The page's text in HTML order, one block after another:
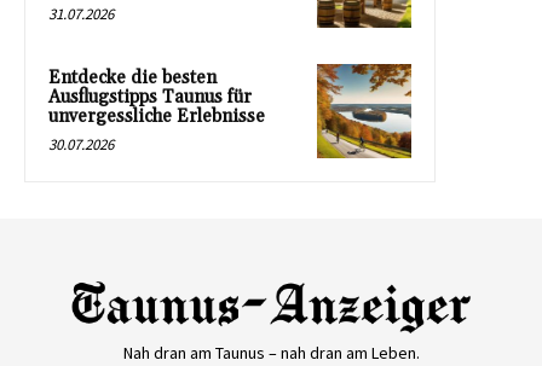
31.07.2026
Entdecke die besten
Ausflugstipps Taunus für
unvergessliche Erlebnisse
30.07.2026
Nah dran am Taunus – nah dran am Leben.